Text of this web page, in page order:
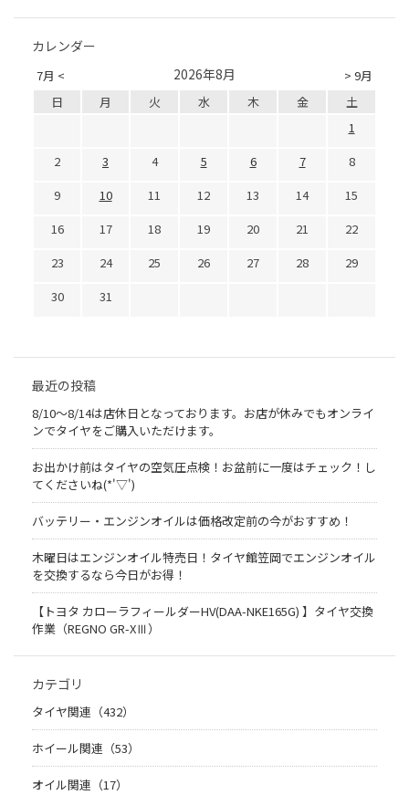
カレンダー
7月 < > 9月
2026年8月
日 月 火 水 木 金
土
1
2
3 4 5 6 7
8
9
10 11 12 13 14
15
16
17 18 19 20 21
22
23
24 25 26 27 28
29
30
31
最近の投稿
8/10～8/14は店休日となっております。お店が休みでもオンライ
ンでタイヤをご購入いただけます。
お出かけ前はタイヤの空気圧点検！お盆前に一度はチェック！し
てくださいね(*'▽')
バッテリー・エンジンオイルは価格改定前の今がおすすめ！
木曜日はエンジンオイル特売日！タイヤ館笠岡でエンジンオイル
を交換するなら今日がお得！
【トヨタ カローラフィールダーHV(DAA-NKE165G) 】タイヤ交換
作業（REGNO GR-XⅢ）
カテゴリ
タイヤ関連（432）
ホイール関連（53）
オイル関連（17）